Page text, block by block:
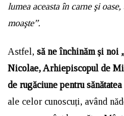
lumea aceasta în carne şi
moaşte”.
Astfel,să ne închinăm și noi
Nicolae, Arhiepiscopul de
de rugăciune pentru
ale celor cunoscuți, având